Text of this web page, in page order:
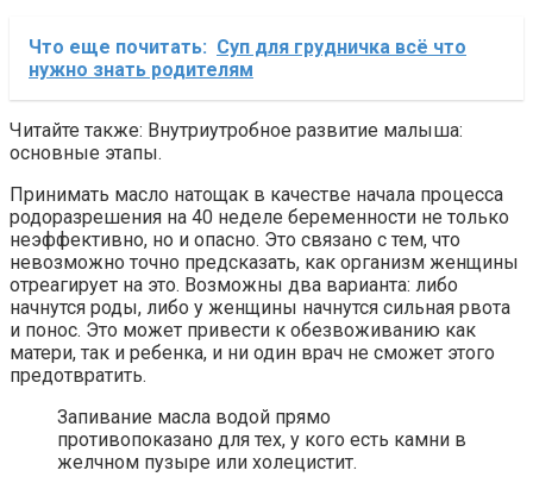
Что еще почитать: Суп для грудничка всё что
нужно знать родителям
Читайте также: Внутриутробное развитие малыша:
основные этапы.
Принимать масло натощак в качестве начала процесса
родоразрешения на 40 неделе беременности не только
неэффективно, но и опасно. Это связано с тем, что
невозможно точно предсказать, как организм женщины
отреагирует на это. Возможны два варианта: либо
начнутся роды, либо у женщины начнутся сильная рвота
и понос. Это может привести к обезвоживанию как
матери, так и ребенка, и ни один врач не сможет этого
предотвратить.
Запивание масла водой прямо
противопоказано для тех, у кого есть камни в
желчном пузыре или холецистит.